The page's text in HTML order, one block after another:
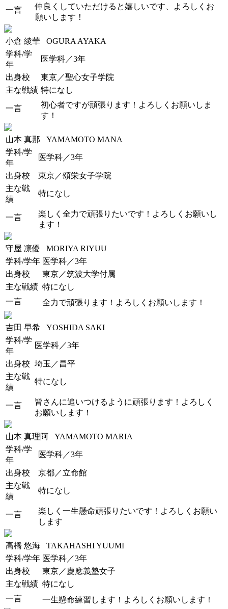
一言
仲良くしていただけると嬉しいです、よろしくお
願いします！
小倉 綾華
OGURA AYAKA
学科/学
年
医学科／3年
出身校
東京／聖心女子学院
主な戦績 特になし
一言
初心者ですが頑張ります！よろしくお願いしま
す！
山本 真那
YAMAMOTO MANA
学科/学
年
医学科／3年
出身校
東京／頌栄女子学院
主な戦
績
特になし
一言
楽しく全力で頑張りたいです！よろしくお願いし
ます！
守屋 凛優
MORIYA RIYUU
学科/学年 医学科／3年
出身校
東京／筑波大学付属
主な戦績 特になし
一言
全力で頑張ります！よろしくお願いします！
吉田 早希
YOSHIDA SAKI
学科/学
年
医学科／3年
出身校 埼玉／昌平
主な戦
績
特になし
一言
皆さんに追いつけるように頑張ります！よろしく
お願いします！
山本 真理阿
YAMAMOTO MARIA
学科/学
年
医学科／3年
出身校
京都／立命館
主な戦
績
特になし
一言
楽しく一生懸命頑張りたいです！よろしくお願い
します
高橋 悠海
TAKAHASHI YUUMI
学科/学年 医学科／3年
出身校
東京／慶應義塾女子
主な戦績 特になし
一言
一生懸命練習します！よろしくお願いします！